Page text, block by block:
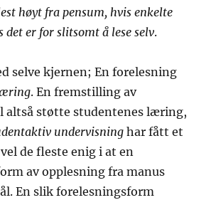
høyt fra pensum, hvis enkelte
det er for slitsomt å lese selv.
selve kjernen; En forelesning
. En fremstilling av
altså støtte studentenes læring,
undervisning har fått et
de fleste enig i at en
av opplesning fra manus
En slik forelesningsform